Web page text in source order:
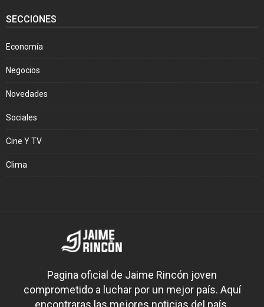
SECCIONES
Economía
Negocios
Novedades
Sociales
Cine Y TV
Clima
Pagina oficial de Jaime Rincón joven
comprometido a luchar por un mejor país. Aquí
encontraras las mejores noticias del país.